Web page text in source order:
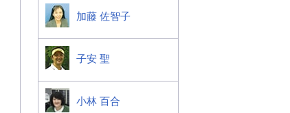
加藤 佐智子
子安 聖
小林 百合